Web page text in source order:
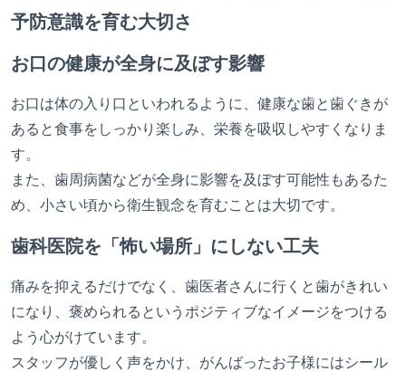
予防意識を育む大切さ
お口の健康が全身に及ぼす影響
お口は体の入り口といわれるように、健康な歯と歯ぐきが
あると食事をしっかり楽しみ、栄養を吸収しやすくなりま
す。
また、歯周病菌などが全身に影響を及ぼす可能性もあるた
め、小さい頃から衛生観念を育むことは大切です。
歯科医院を「怖い場所」にしない工夫
痛みを抑えるだけでなく、歯医者さんに行くと歯がきれい
になり、褒められるというポジティブなイメージをつける
よう心がけています。
スタッフが優しく声をかけ、がんばったお子様にはシール